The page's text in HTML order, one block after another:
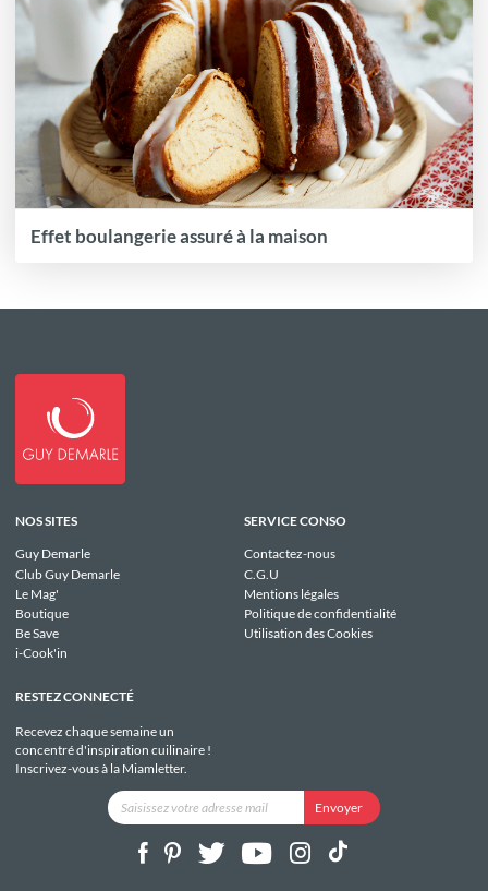
Effet boulangerie assuré à la maison
NOS SITES
Guy Demarle
Club Guy Demarle
Le Mag'
Boutique
Be Save
i-Cook'in
SERVICE CONSO
Contactez-nous
C.G.U
Mentions légales
Politique de confidentialité
Utilisation des Cookies
RESTEZ CONNECTÉ
Recevez chaque semaine un
concentré d'inspiration cuilinaire !
Inscrivez-vous à la Miamletter.